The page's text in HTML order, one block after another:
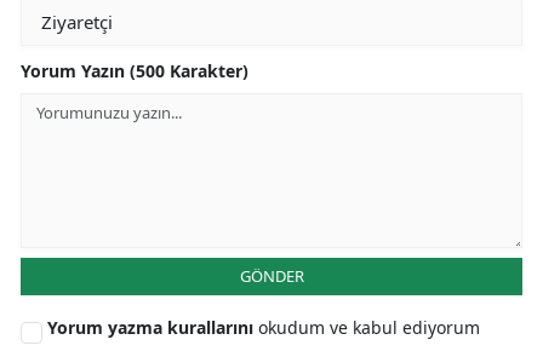
Yorum Yazın (500 Karakter)
GÖNDER
Yorum yazma kurallarını okudum ve kabul ediyorum